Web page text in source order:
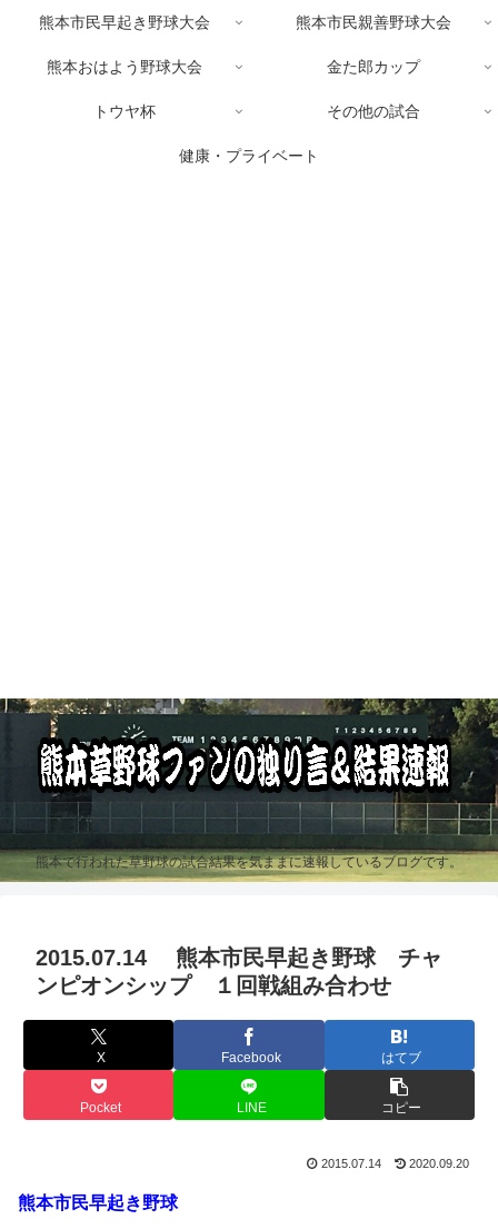
熊本で行われた草野球の試合結果を気ままに速報しているブログです。
熊本市民早起き野球大会 熊本市民親善野球大会
熊本おはよう野球大会 金た郎カップ
トウヤ杯 その他の試合
健康・プライベート
2015.07.14 熊本市民早起き野球 チャ
ンピオンシップ １回戦組み合わせ
X Facebook はてブ
Pocket LINE コピー
2015.07.14 2020.09.20
熊本市民早起き野球